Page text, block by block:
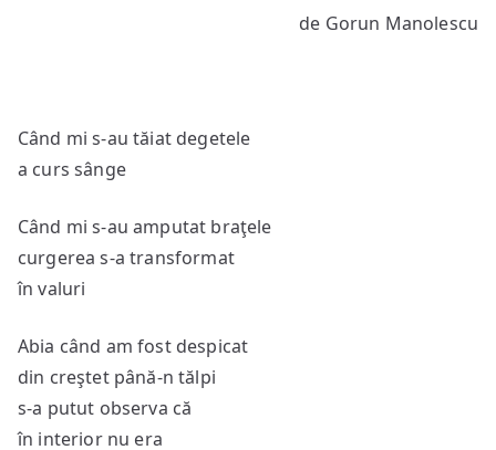
de Gorun Manolescu
Când mi s-au tăiat degetele
a curs sânge
Când mi s-au amputat braţele
curgerea s-a transformat
în valuri
Abia când am fost despicat
din creştet până-n tălpi
s-a putut observa că
în interior nu era